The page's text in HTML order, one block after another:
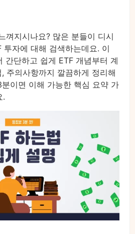
껴지시나요? 많은 분들이 디시
투자에 대해 검색하는데요. 이
간단하고 쉽게 ETF 개념부터 계
주의사항까지 깔끔하게 정리해
이면 이해 가능한 핵심 요약 가
.